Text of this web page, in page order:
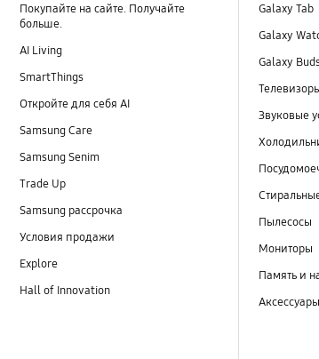
Покупайте на сайте. Получайте
больше.
AI Living
SmartThings
Откройте для себя AI
Samsung Care
Samsung Senim
Trade Up
Samsung рассрочка
Условия продажи
Explore
Hall of Innovation
Galaxy Tab
Galaxy
Galaxy
Звуковые
Пылесосы
Мониторы
Память и
Аксессуары